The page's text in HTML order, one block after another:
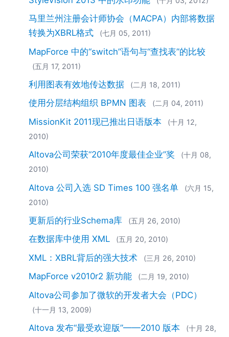
马里兰州注册会计师协会（MACPA）内部将数据
转换为XBRL格式
(七月 05, 2011)
MapForce 中的“switch”语句与“查找表”的比较
(五月 17, 2011)
利用图表有效地传达数据 (二月 18, 2011)
使用分层结构组织 BPMN 图表 (二月 04, 2011)
MissionKit 2011现已推出日语版本
(十月 12,
2010)
Altova公司荣获“2010年度最佳企业”奖
(十月 08,
2010)
Altova 公司入选 SD Times 100 强名单
(六月 15,
2010)
更新后的行业Schema库 (五月 26, 2010)
在数据库中使用 XML (五月 20, 2010)
XML：XBRL背后的强大技术 (三月 26, 2010)
MapForce v2010r2 新功能 (二月 19, 2010)
Altova公司参加了微软的开发者大会（PDC）
(十一月 13, 2009)
Altova 发布“最受欢迎版”——2010 版本
(十月 28,